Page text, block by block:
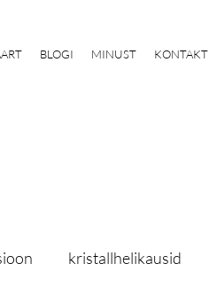
BLOGI MINUST KONTAKT
kristallhelikausid